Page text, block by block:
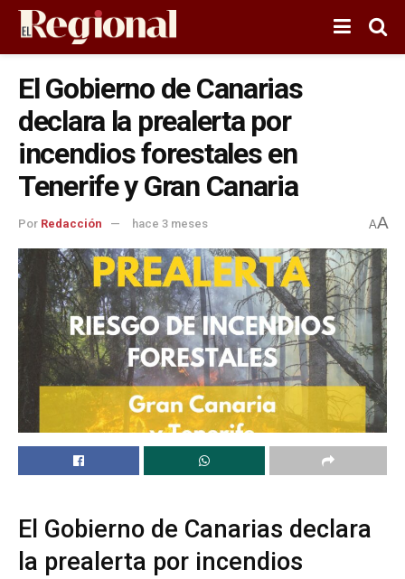
El Gobierno de Canarias
declara la prealerta por
incendios forestales en
Tenerife y Gran Canaria
Por Redacción hace 3 meses AA
El Gobierno de Canarias declara
la prealerta por incendios